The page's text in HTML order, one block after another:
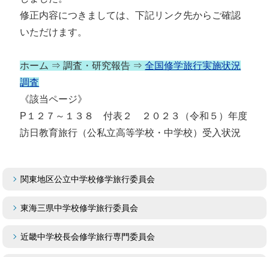
修正内容につきましては、下記リンク先からご確認
いただけます。
ホーム ⇒ 調査・研究報告 ⇒全国修学旅行実施状況
調査
《該当ページ》
P１２７～１３８ 付表２ ２０２３（令和５）年度
訪日教育旅行（公私立高等学校・中学校）受入状況
関東地区公立中学校修学旅行委員会
東海三県中学校修学旅行委員会
近畿中学校長会修学旅行専門委員会